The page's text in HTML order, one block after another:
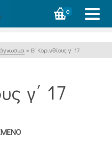
0
» Β΄ Κορινθίους γ΄ 17
γ΄ 17